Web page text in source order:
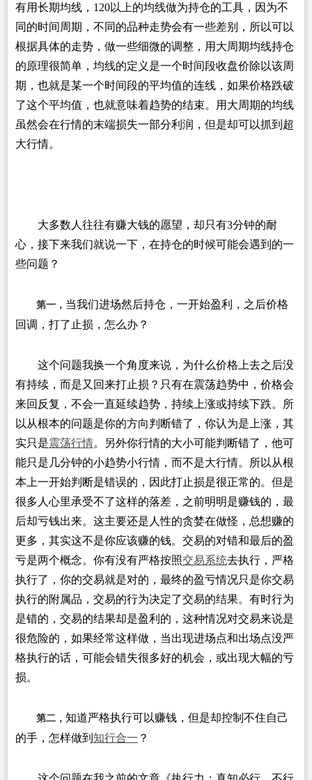
有用长期均线，120以上的均线做为持仓的工具，因为不
同的时间周期，不同的品种走势会有一些差别，所以可以
根据具体的走势，做一些细微的调整，用大周期均线持仓
的原理很简单，均线的定义是一个时间段收盘价除以该周
期，也就是某一个时间段的平均值的连线，如果价格跌破
了这个平均值，也就意味着趋势的结束。用大周期的均线
虽然会在行情的末端损失一部分利润，但是却可以抓到超
大行情。
大多数人往往有赚大钱的愿望，却只有3分钟的耐
心，接下来我们就说一下，在持仓的时候可能会遇到的一
些问题？
第一， 当我们进场然后持仓，一开始盈利，之后价格
回调，打了止损，怎么办？
这个问题我换一个角度来说，为什么价格上去之后没
有持续，而是又回来打止损？只有在震荡趋势中，价格会
来回反复，不会一直延续趋势，持续上涨或持续下跌。所
以从根本的问题是你的方向判断错了，你认为是上涨，其
实只是震荡行情。另外你行情的大小可能判断错了，他可
能只是几分钟的小趋势小行情，而不是大行情。所以从根
本上一开始判断是错误的，因此打止损是很正常的。但是
很多人心里承受不了这样的落差，之前明明是赚钱的，最
后却亏钱出来。这主要还是人性的贪婪在做怪，总想赚的
更多，其实这不是你应该赚的钱。交易的对错和最后的盈
亏是两个概念。你有没有严格按照交易系统去执行，严格
执行了，你的交易就是对的，最终的盈亏情况只是你交易
执行的附属品，交易的行为决定了交易的结果。有时行为
是错的，交易的结果却是盈利的，这种情况对交易来说是
很危险的，如果经常这样做，当出现进场点和出场点没严
格执行的话，可能会错失很多好的机会，或出现大幅的亏
损。
第二， 知道严格执行可以赚钱，但是却控制不住自己
的手，怎样做到 知行合一 ？